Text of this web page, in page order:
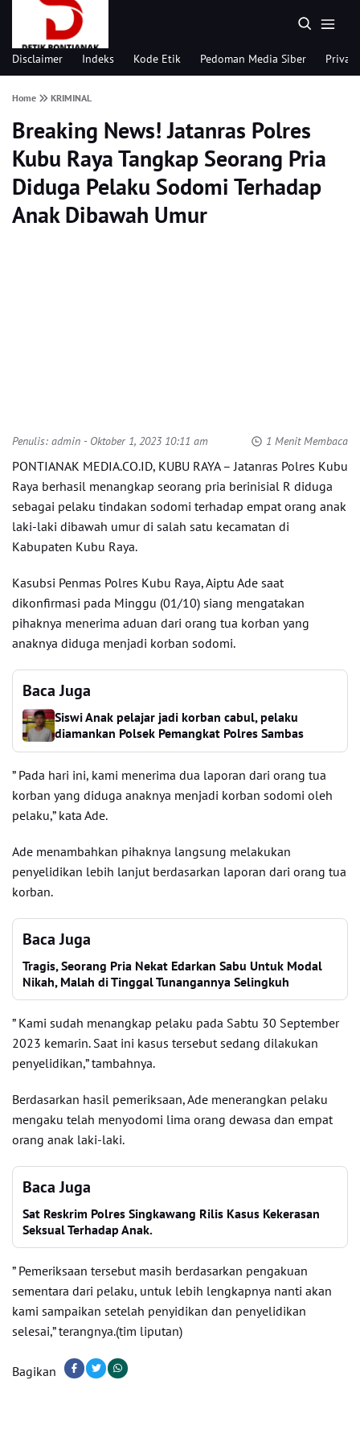
Disclaimer Indeks Kode Etik Pedoman Media Siber
Home KRIMINAL
Breaking News! Jatanras Polres
Kubu Raya Tangkap Seorang Pria
Diduga Pelaku Sodomi Terhadap
Anak Dibawah Umur
Penulis: admin - Oktober 1, 2023 10:11 am 1 Menit Membaca
PONTIANAK MEDIA.CO.ID, KUBU RAYA – Jatanras Polres Kubu
Raya berhasil menangkap seorang pria berinisial R diduga
sebagai pelaku tindakan sodomi terhadap empat orang anak
laki-laki dibawah umur di salah satu kecamatan di
Kabupaten Kubu Raya.
Kasubsi Penmas Polres Kubu Raya, Aiptu Ade saat
dikonfirmasi pada Minggu (01/10) siang mengatakan
pihaknya menerima aduan dari orang tua korban yang
anaknya diduga menjadi korban sodomi.
Baca Juga
Siswi Anak pelajar jadi korban cabul, pelaku
diamankan Polsek Pemangkat Polres Sambas
” Pada hari ini, kami menerima dua laporan dari orang tua
korban yang diduga anaknya menjadi korban sodomi oleh
pelaku,” kata Ade.
Ade menambahkan pihaknya langsung melakukan
penyelidikan lebih lanjut berdasarkan laporan dari orang tua
korban.
Baca Juga
Tragis, Seorang Pria Nekat Edarkan Sabu Untuk Modal
Nikah, Malah di Tinggal Tunangannya Selingkuh
” Kami sudah menangkap pelaku pada Sabtu 30 September
2023 kemarin. Saat ini kasus tersebut sedang dilakukan
penyelidikan,” tambahnya.
Berdasarkan hasil pemeriksaan, Ade menerangkan pelaku
mengaku telah menyodomi lima orang dewasa dan empat
orang anak laki-laki.
Baca Juga
Sat Reskrim Polres Singkawang Rilis Kasus Kekerasan
Seksual Terhadap Anak.
” Pemeriksaan tersebut masih berdasarkan pengakuan
sementara dari pelaku, untuk lebih lengkapnya nanti akan
kami sampaikan setelah penyidikan dan penyelidikan
selesai,” terangnya.(tim liputan)
Bagikan